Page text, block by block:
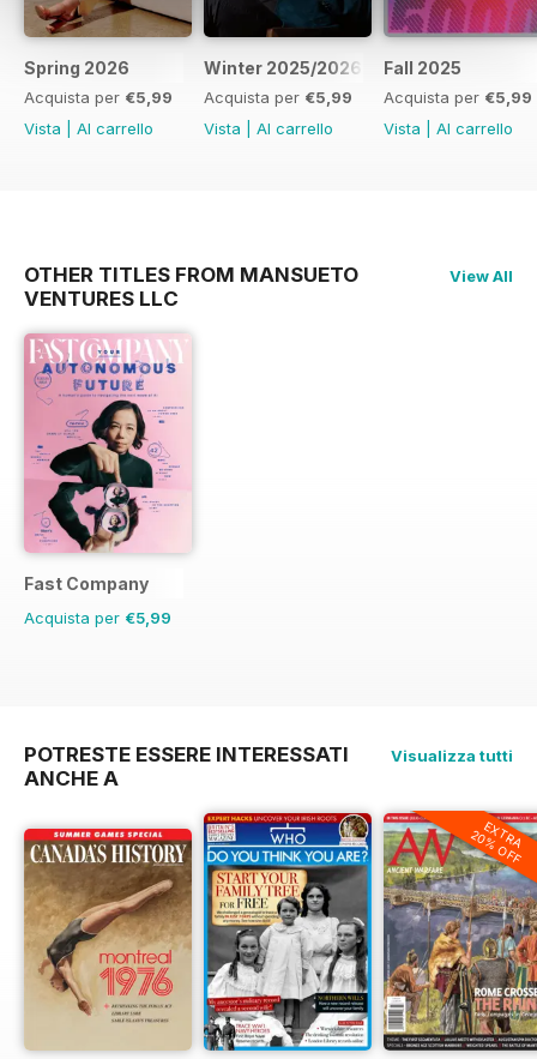
Spring 2026
Acquista per €5,99
Vista
Al carrello
Winter 2025/2026
Acquista per €5,99
Vista
Al carrello
Fall 2025
Acquista per €5,99
Vista
Al carrello
OTHER TITLES FROM MANSUETO
VENTURES LLC
View All
Fast Company
Acquista per €5,99
POTRESTE ESSERE INTERESSATI
ANCHE A
Visualizza tutti
EXTRA
20% OFF